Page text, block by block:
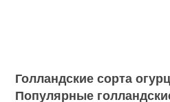
Голландские сорта
Популярные